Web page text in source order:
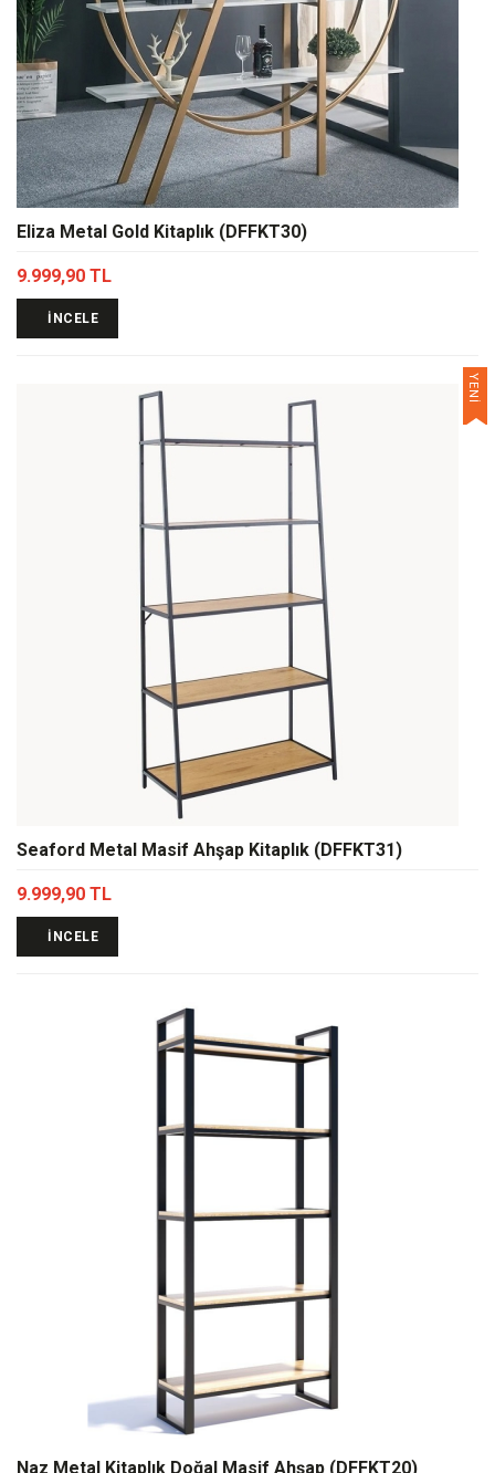
Eliza Metal Gold Kitaplık (DFFKT30)
9.999,90 TL
İNCELE
YENİ
Seaford Metal Masif Ahşap Kitaplık (DFFKT31)
9.999,90 TL
İNCELE
Naz Metal Kitaplık Doğal Masif Ahşap (DFFKT20)